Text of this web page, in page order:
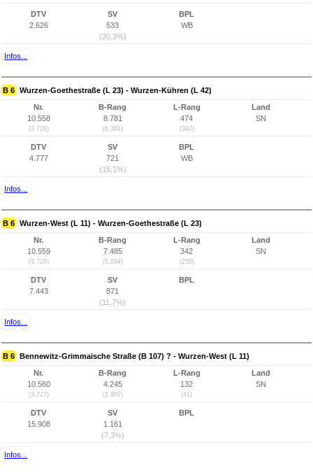
DTV
2.626
SV
533
(20,3%)
BPL
WB
Infos...
B 6 Wurzen-Goethestraße (L 23) - Wurzen-Kühren (L 42)
Nr.
10.558
(3.729)
B-Rang
8.781
(6.381)
L-Rang
474
(382)
Land
SN
DTV
4.777
SV
721
(15,1%)
BPL
WB
Infos...
B 6 Wurzen-West (L 11) - Wurzen-Goethestraße (L 23)
Nr.
10.559
(3.728)
B-Rang
7.485
(5.094)
L-Rang
342
(250)
Land
SN
DTV
7.443
SV
871
(11,7%)
BPL
Infos...
B 6 Bennewitz-Grimmaische Straße (B 107) ? - Wurzen-West (L 11)
Nr.
10.560
(3.727)
B-Rang
4.245
(1.907)
L-Rang
132
(41)
Land
SN
DTV
15.908
SV
1.161
(7,3%)
BPL
Infos...